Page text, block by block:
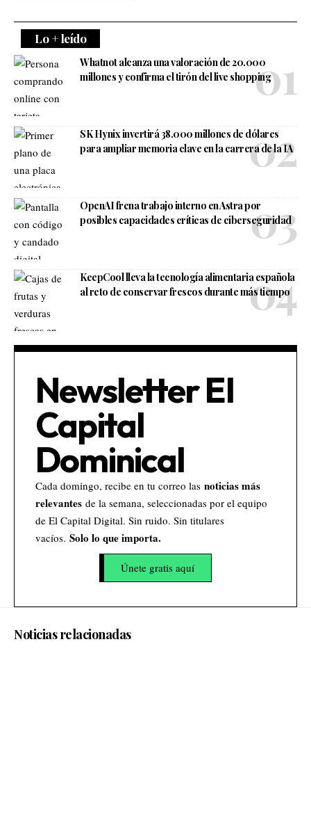
Lo + leído
Whatnot alcanza una valoración de 20.000
millones y confirma el tirón del live shopping
SK Hynix invertirá 38.000 millones de dólares
para ampliar memoria clave en la carrera de la IA
OpenAI frena trabajo interno en Astra por
posibles capacidades críticas de ciberseguridad
KeepCool lleva la tecnología alimentaria española
al reto de conservar frescos durante más tiempo
Newsletter El
Capital
Dominical
Cada domingo, recibe en tu correo las noticias más
relevantes de la semana, seleccionadas por el equipo
de El Capital Digital. Sin ruido. Sin titulares
vacíos. Solo lo que importa.
Únete gratis aquí
Noticias relacionadas